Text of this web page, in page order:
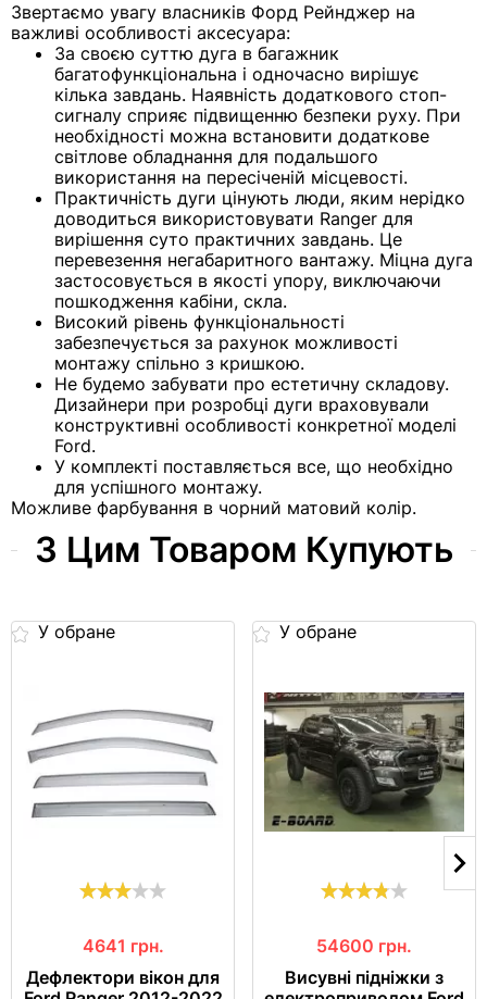
Звертаємо увагу власників Форд Рейнджер на
важливі особливості аксесуара:
За своєю суттю дуга в багажник
багатофункціональна і одночасно вирішує
кілька завдань. Наявність додаткового стоп-
сигналу сприяє підвищенню безпеки руху. При
необхідності можна встановити додаткове
світлове обладнання для подальшого
використання на пересіченій місцевості.
Практичність дуги цінують люди, яким нерідко
доводиться використовувати Ranger для
вирішення суто практичних завдань. Це
перевезення негабаритного вантажу. Міцна дуга
застосовується в якості упору, виключаючи
пошкодження кабіни, скла.
Високий рівень функціональності
забезпечується за рахунок можливості
монтажу спільно з кришкою.
Не будемо забувати про естетичну складову.
Дизайнери при розробці дуги враховували
конструктивні особливості конкретної моделі
Ford.
У комплекті поставляється все, що необхідно
для успішного монтажу.
Можливе фарбування в чорний матовий колір.
З Цим Товаром Купують
У обране
4641 грн.
Дефлектори вікон для
У обране
54600 грн.
Висувні підніжки з